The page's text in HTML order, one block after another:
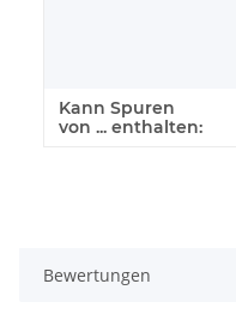
Kann Spuren
von ... enthalten:
Bewertungen